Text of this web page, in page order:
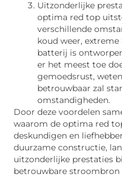
Uitzonderlijke
optima red top
verschillende
koud weer,
batterij is
er het meest toe
gemoedsrust,
betrouwbaar zal
omstandigheden.
Door deze voordelen
waarom de optima red
deskundigen en
duurzame constructie,
uitzonderlijke prestaties
betrouwbare